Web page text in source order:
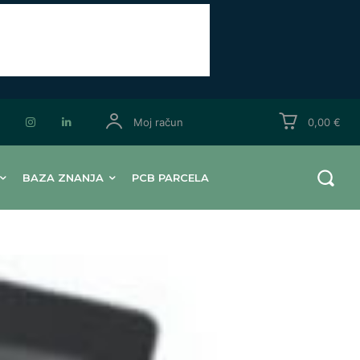
Moj račun 0,00 €
BAZA ZNANJA PCB PARCELA